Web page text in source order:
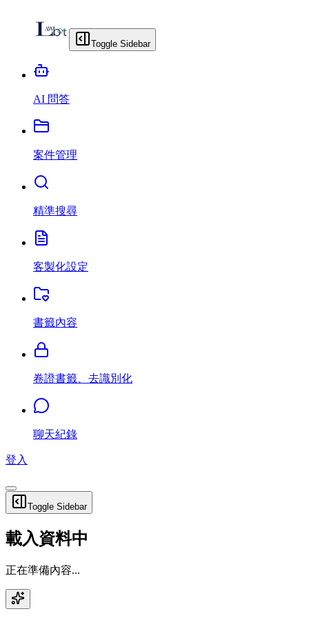
Toggle Sidebar
AI 問答
案件管理
精準搜尋
客製化設定
書籤內容
卷證書籤、去識別化
聊天紀錄
登入
Toggle Sidebar
載入資料中
正在準備內容...